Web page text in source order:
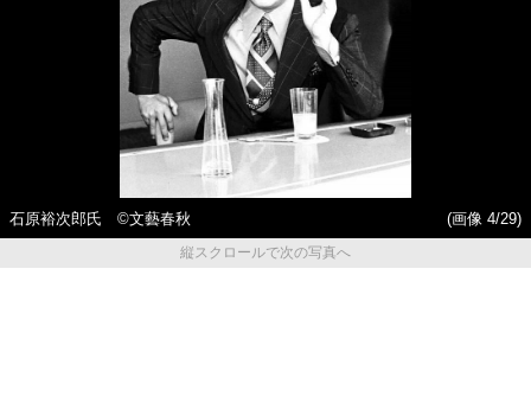
石原裕次郎氏 ©文藝春秋
(画像 4/29)
縦スクロールで次の写真へ